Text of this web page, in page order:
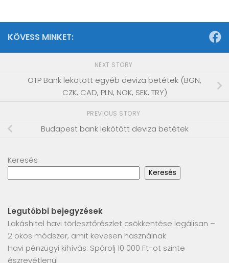
KÖVESS MINKET:
NEXT STORY
OTP Bank lekötött egyéb deviza betétek (BGN,
CZK, CAD, PLN, NOK, SEK, TRY)
PREVIOUS STORY
Budapest bank lekötött deviza betétek
Keresés
Keresés
Legutóbbi bejegyzések
Lakáshitel havi törlesztőrészlet csökkentése legálisan –
2 okos módszer, amit kevesen használnak
Havi pénzügyi kihívás: Spórolj 10 000 Ft-ot szinte
észrevétlenül